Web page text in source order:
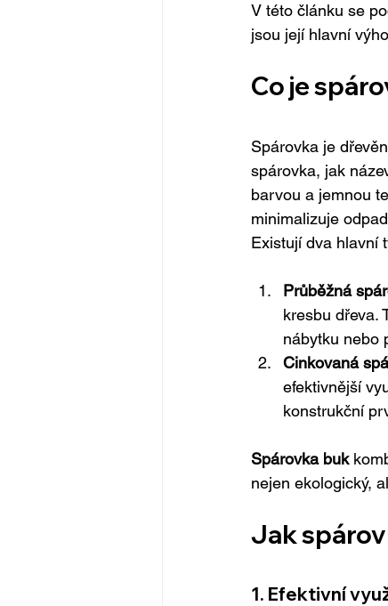
V této článku se
jsou její hlavní
Co je
Spárovka je
spárovka, jak
barvou a jemnou
minimalizuje
Existují dva hlavní
Průběžná
kresbu dřeva.
nábytku nebo
Cinkovaná
efektivnější
konstrukční
Spárovka buk
nejen ekologický,
Jak
1. Efektivní